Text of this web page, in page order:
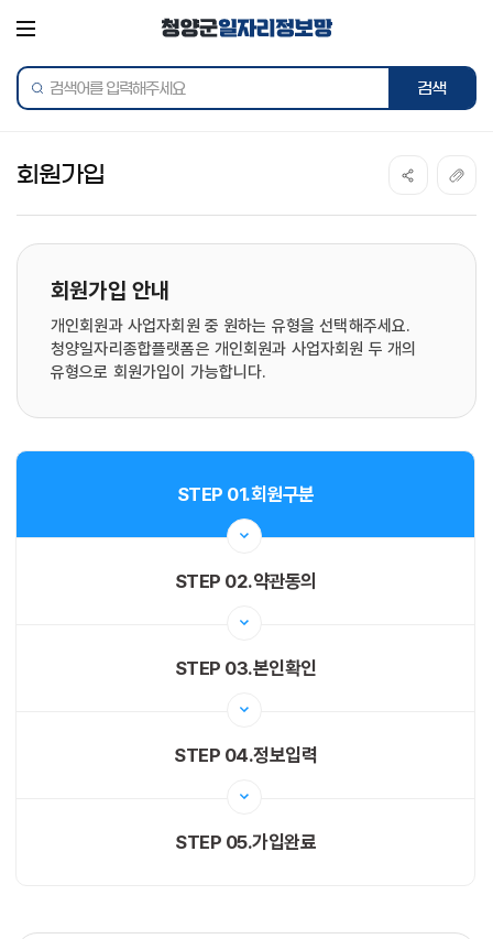
통합검색
회원가입
회원가입 안내
개인회원과 사업자회원 중 원하는 유형을 선택해주세요.
청양일자리종합플랫폼은 개인회원과 사업자회원 두 개의
유형으로 회원가입이 가능합니다.
STEP 01.회원구분
STEP 02.약관동의
STEP 03.본인확인
STEP 04.정보입력
STEP 05.가입완료